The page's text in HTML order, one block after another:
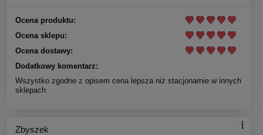
Ocena produktu:
Ocena sklepu:
Ocena dostawy:
Dodatkowy komentarz:
Wszystko zgodne z opisem cena lepsza niż stacjonarnie w innych
sklepach
Zbyszek